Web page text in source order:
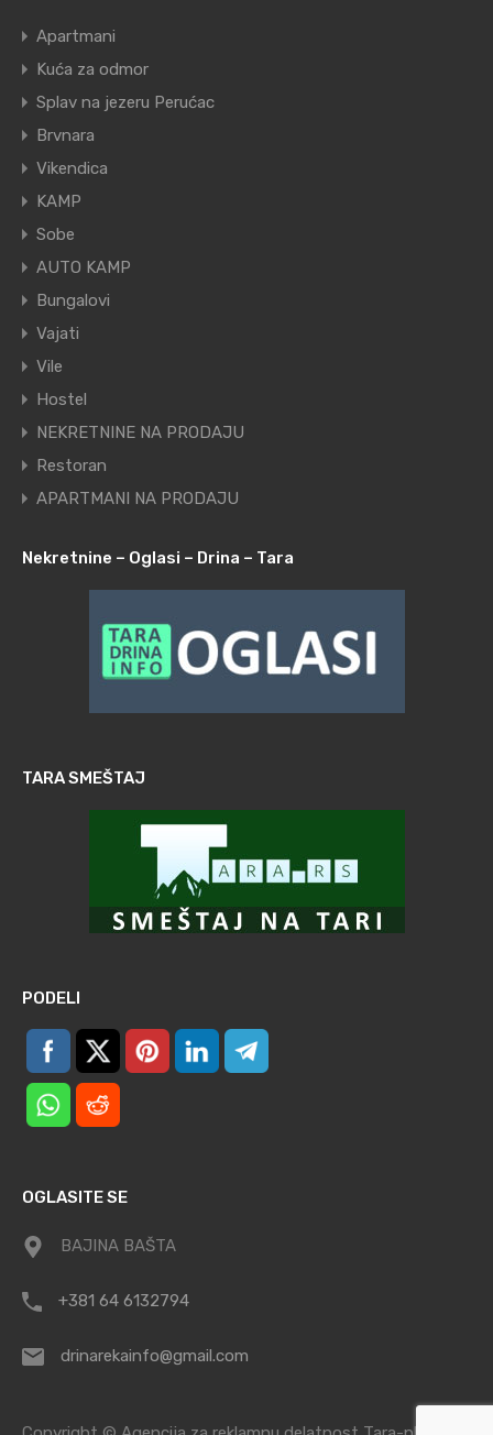
Apartmani
Kuća za odmor
Splav na jezeru Perućac
Brvnara
Vikendica
KAMP
Sobe
AUTO KAMP
Bungalovi
Vajati
Vile
Hostel
NEKRETNINE NA PRODAJU
Restoran
APARTMANI NA PRODAJU
Nekretnine – Oglasi – Drina – Tara
TARA SMEŠTAJ
PODELI
OGLASITE SE
BAJINA BAŠTA
+381 64 6132794
drinarekainfo@gmail.com